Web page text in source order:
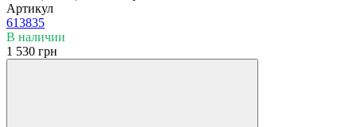
Артикул
613835
В наличии
1 530 грн